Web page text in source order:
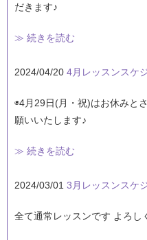
だきます♪
≫ 続きを読む
2024/04/20 4月レッスンスケ
◉4月29日(月・祝)はお休みと
願いいたします♪
≫ 続きを読む
2024/03/01 3月レッスンスケ
全て通常レッスンです よろし